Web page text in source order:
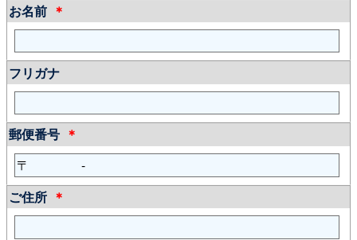
お名前 ＊
フリガナ
郵便番号 ＊
〒
-
ご住所 ＊